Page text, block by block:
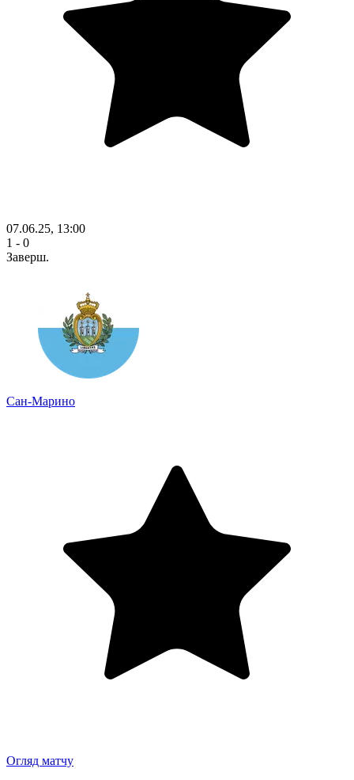
07.06.25, 13:00
1 - 0
Заверш.
Сан-Марино
Огляд матчу